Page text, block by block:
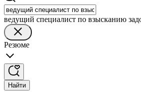
ведущий специалист по взысканию
Резюме
Найти